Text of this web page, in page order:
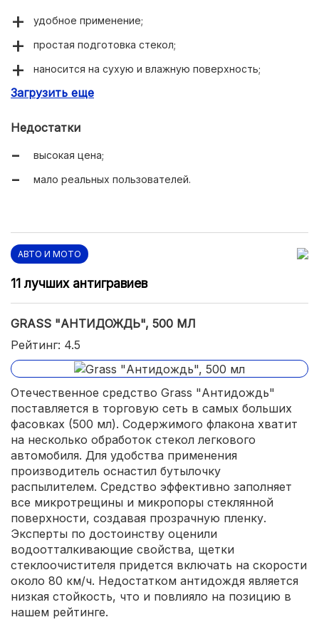
удобное применение;
простая подготовка стекол;
наносится на сухую и влажную поверхность;
отличная видимость.
Загрузить еще
Недостатки
высокая цена;
мало реальных пользователей.
АВТО И МОТО
11 лучших антигравиев
GRASS "АНТИДОЖДЬ", 500 МЛ
Рейтинг: 4.5
Отечественное средство Grass "Антидождь"
поставляется в торговую сеть в самых больших
фасовках (500 мл). Содержимого флакона хватит
на несколько обработок стекол легкового
автомобиля. Для удобства применения
производитель оснастил бутылочку
распылителем. Средство эффективно заполняет
все микротрещины и микропоры стеклянной
поверхности, создавая прозрачную пленку.
Эксперты по достоинству оценили
водоотталкивающие свойства, щетки
стеклоочистителя придется включать на скорости
около 80 км/ч. Недостатком антидождя является
низкая стойкость, что и повлияло на позицию в
нашем рейтинге.